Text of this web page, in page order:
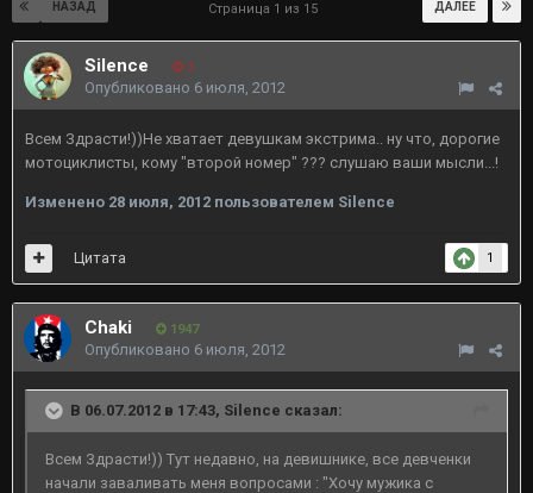
НАЗАД ДАЛЕЕ
Страница 1 из 15
Silence 3
Опубликовано 6 июля, 2012
Всем Здрасти!))Не хватает девушкам экстрима.. ну что, дорогие
мотоциклисты, кому "второй номер" ??? слушаю ваши мысли...!
Изменено 28 июля, 2012 пользователем Silence
1
Цитата
Chaki 1947
Опубликовано 6 июля, 2012
В 06.07.2012 в 17:43, Silence сказал:
Всем Здрасти!)) Тут недавно, на девишнике, все девченки
начали заваливать меня вопросами : "Хочу мужика с